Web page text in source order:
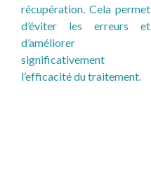
récupération. Cela permet
d’éviter les erreurs et
d’améliorer
significativement
l’efficacité du traitement.